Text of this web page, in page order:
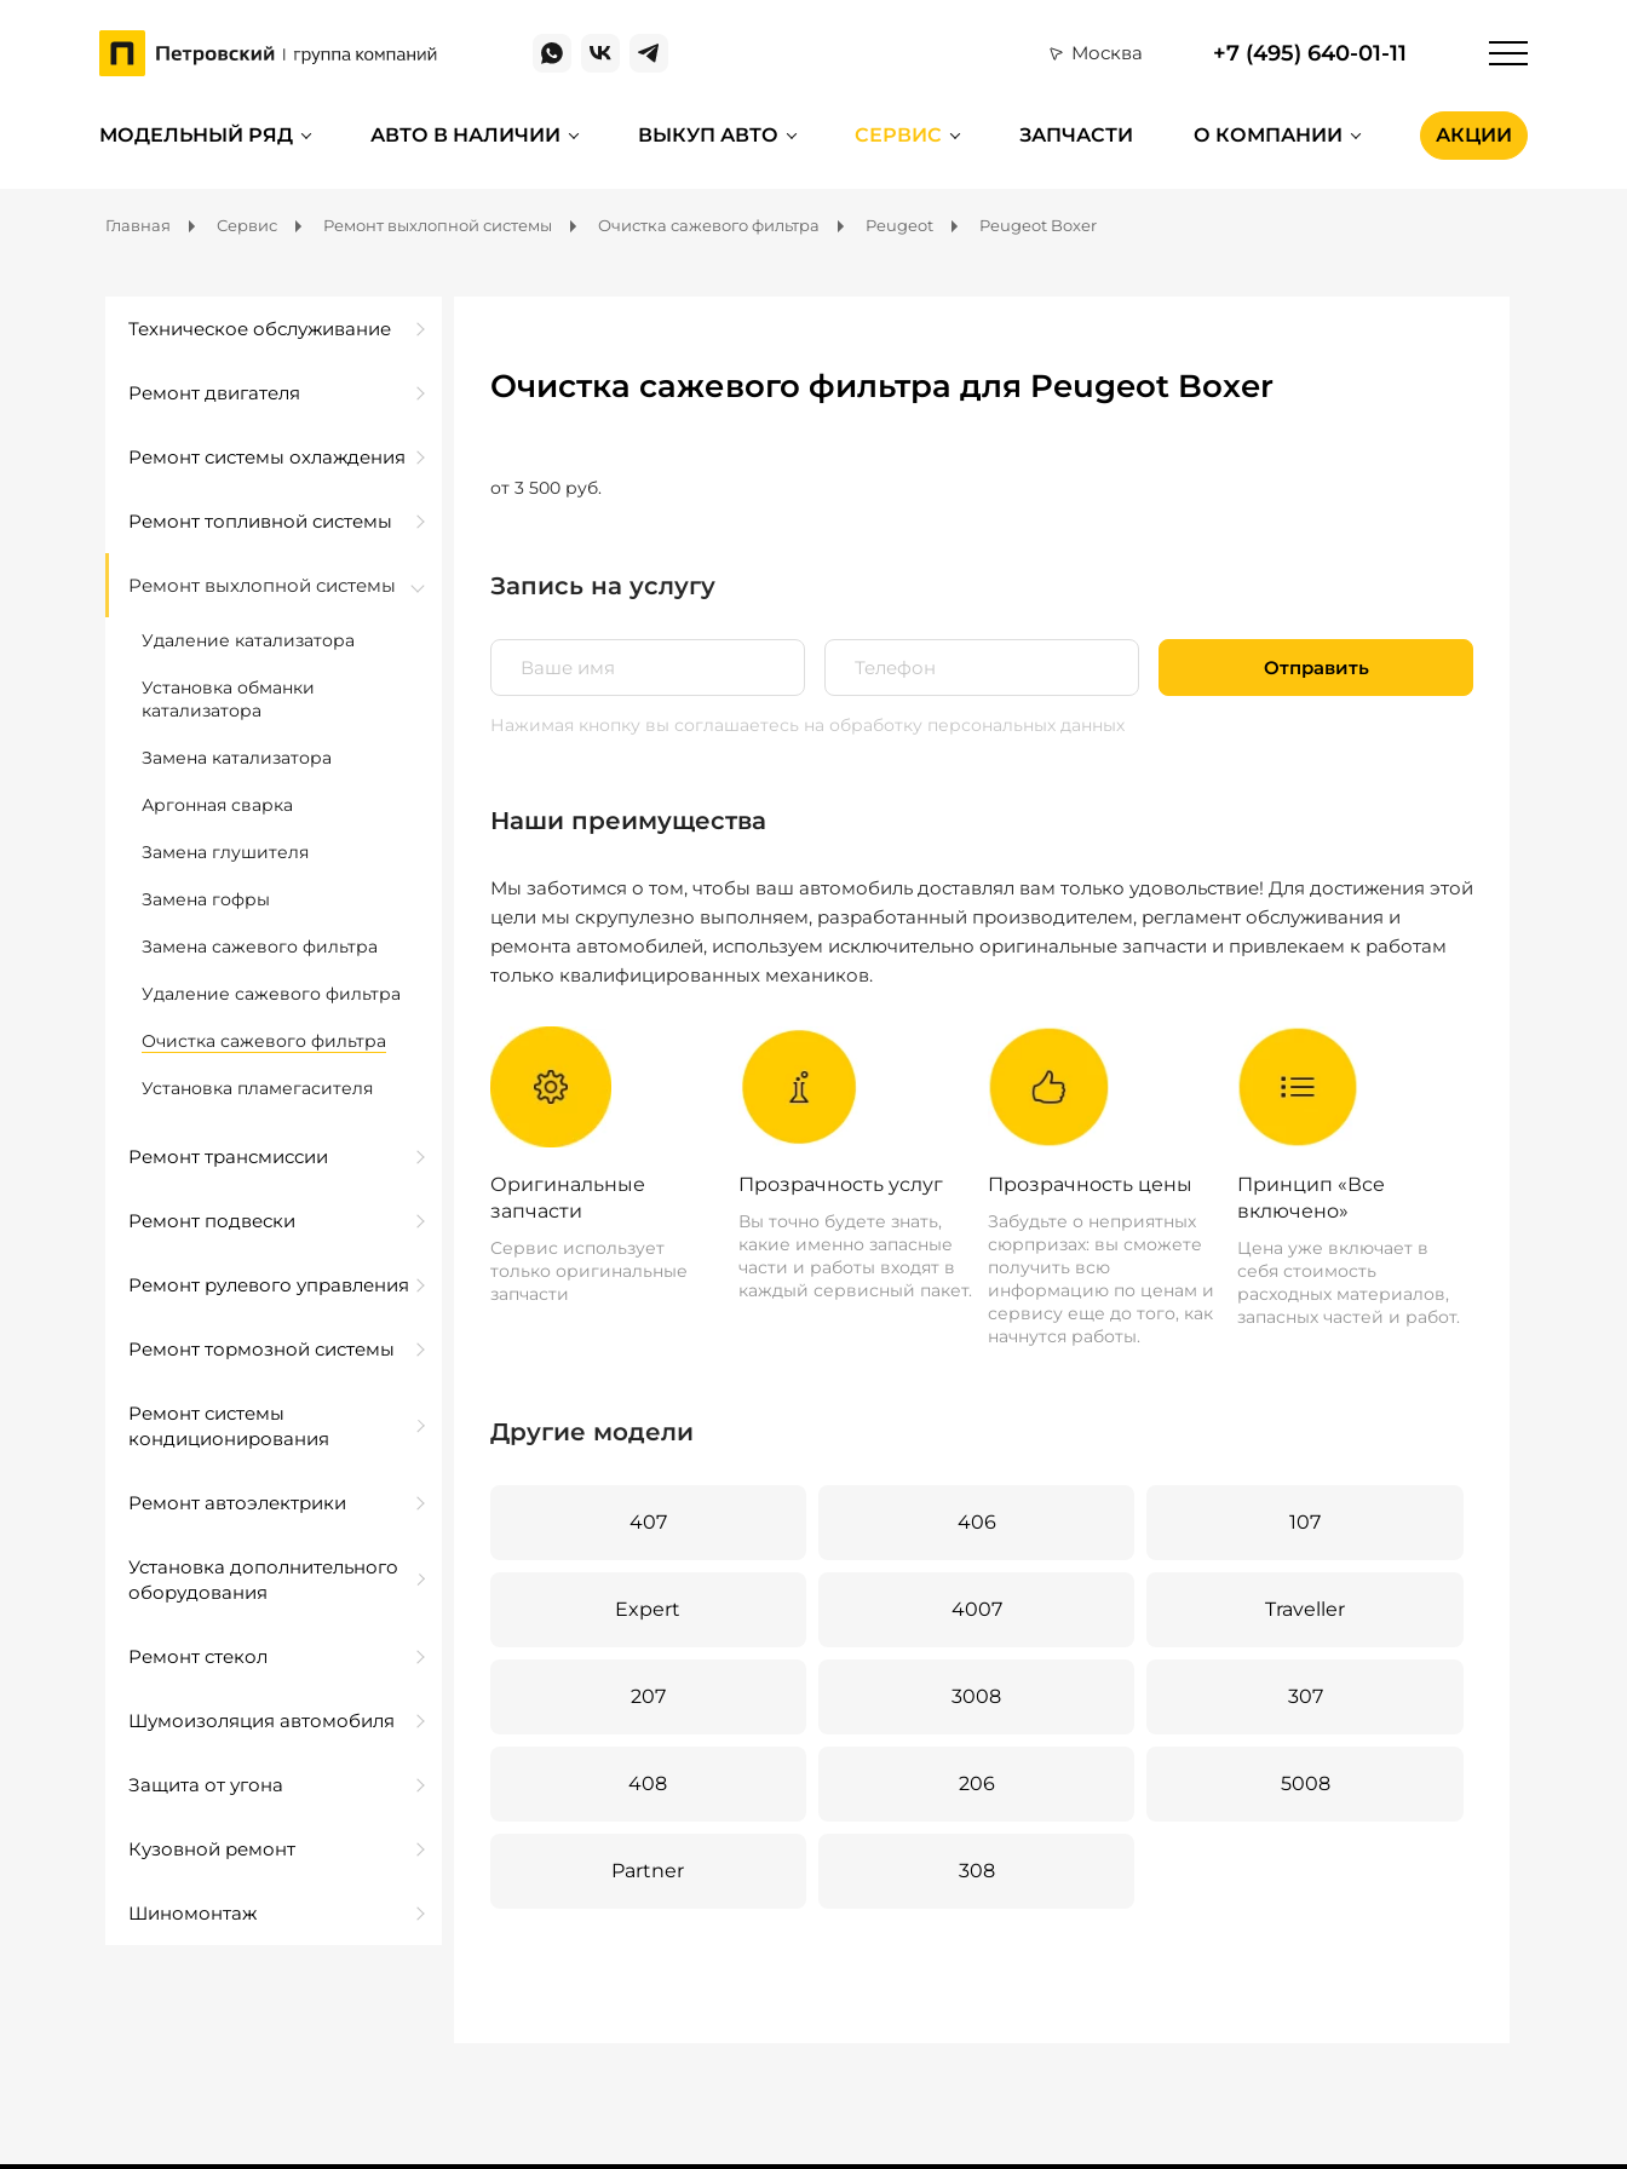
Москва +7 (495) 640-01-11
МОДЕЛЬНЫЙ РЯД АВТО В НАЛИЧИИ ВЫКУП АВТО СЕРВИС ЗАПЧАСТИ О КОМПАНИИ АКЦИИ
Главная Сервис Ремонт выхлопной системы Очистка сажевого фильтра Peugeot Peugeot Boxer
Техническое обслуживание
Ремонт двигателя
Ремонт системы охлаждения
Ремонт топливной системы
Ремонт выхлопной системы
Удаление катализатора
Установка обманки
катализатора
Замена катализатора
Аргонная сварка
Замена глушителя
Замена гофры
Замена сажевого фильтра
Удаление сажевого фильтра
Очистка сажевого фильтра
Установка пламегасителя
Ремонт трансмиссии
Ремонт подвески
Ремонт рулевого управления
Ремонт тормозной системы
Ремонт системы
кондиционирования
Ремонт автоэлектрики
Установка дополнительного
оборудования
Ремонт стекол
Шумоизоляция автомобиля
Защита от угона
Кузовной ремонт
Шиномонтаж
Очистка сажевого фильтра для Peugeot Boxer
от 3 500 руб.
Запись на услугу
Отправить
Нажимая кнопку вы соглашаетесь на обработку персональных данных
Наши преимущества
Мы заботимся о том, чтобы ваш автомобиль доставлял вам только удовольствие! Для достижения этой
цели мы скрупулезно выполняем, разработанный производителем, регламент обслуживания и
ремонта автомобилей, используем исключительно оригинальные запчасти и привлекаем к работам
только квалифицированных механиков.
Оригинальные
запчасти
Сервис использует
только оригинальные
запчасти
Прозрачность услуг
Вы точно будете знать,
какие именно запасные
части и работы входят в
каждый сервисный пакет.
Прозрачность цены
Забудьте о неприятных
сюрпризах: вы сможете
получить всю
информацию по ценам и
сервису еще до того, как
начнутся работы.
Принцип «Все
включено»
Цена уже включает в
себя стоимость
расходных материалов,
запасных частей и работ.
Другие модели
407 406 107
Expert 4007 Traveller
207 3008 307
408 206 5008
Partner 308